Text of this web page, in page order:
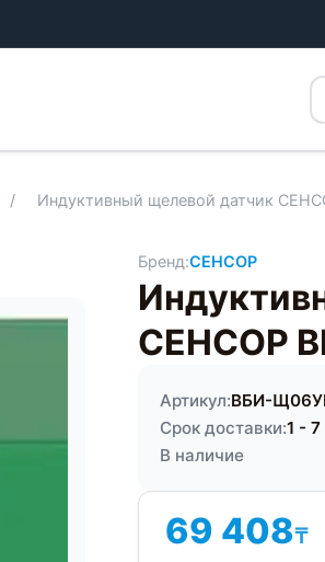
/ Индуктивный щелевой датчик
Бренд:СЕНСОР
СЕНСОР
Артикул:ВБИ-
Срок доставки:1 -
В наличие
69 408₸